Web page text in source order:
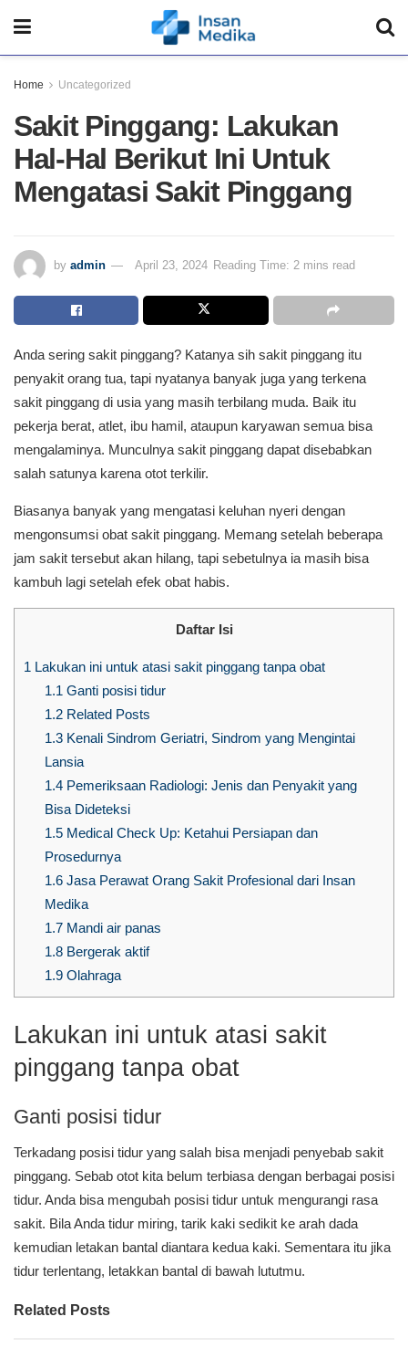
Home Uncategorized
Sakit Pinggang: Lakukan
Hal-Hal Berikut Ini Untuk
Mengatasi Sakit Pinggang
by admin April 23, 2024 Reading Time: 2 mins read
Anda sering sakit pinggang? Katanya sih sakit pinggang itu
penyakit orang tua, tapi nyatanya banyak juga yang terkena
sakit pinggang di usia yang masih terbilang muda. Baik itu
pekerja berat, atlet, ibu hamil, ataupun karyawan semua bisa
mengalaminya. Munculnya sakit pinggang dapat disebabkan
salah satunya karena otot terkilir.
Biasanya banyak yang mengatasi keluhan nyeri dengan
mengonsumsi obat sakit pinggang. Memang setelah beberapa
jam sakit tersebut akan hilang, tapi sebetulnya ia masih bisa
kambuh lagi setelah efek obat habis.
Daftar Isi
1 Lakukan ini untuk atasi sakit pinggang tanpa obat
1.1 Ganti posisi tidur
1.2Related Posts
1.3Kenali Sindrom Geriatri, Sindrom yang Mengintai
Lansia
1.4Pemeriksaan Radiologi: Jenis dan Penyakit yang
Bisa Dideteksi
1.5Medical Check Up: Ketahui Persiapan dan
Prosedurnya
1.6Jasa Perawat Orang Sakit Profesional dari Insan
Medika
1.7Mandi air panas
1.8Bergerak aktif
1.9Olahraga
Lakukan ini untuk atasi sakit
pinggang tanpa obat
Ganti posisi tidur
Terkadang posisi tidur yang salah bisa menjadi penyebab sakit
pinggang. Sebab otot kita belum terbiasa dengan berbagai posisi
tidur. Anda bisa mengubah posisi tidur untuk mengurangi rasa
sakit. Bila Anda tidur miring, tarik kaki sedikit ke arah dada
kemudian letakan bantal diantara kedua kaki. Sementara itu jika
tidur terlentang, letakkan bantal di bawah lututmu.
Related Posts